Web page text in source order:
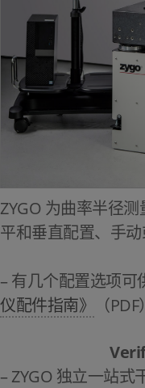
ZYGO 为曲率半径
平和垂直配置、手动
– 有几个配置选项可
仪配件指南》
（PDF
– ZYGO 独立一站式